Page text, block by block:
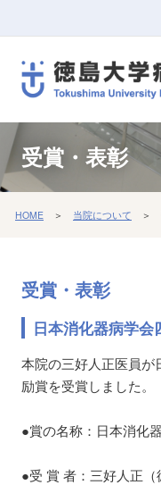
受賞・表彰
HOME ＞ 当院について ＞
受賞・表彰
日本消化器病学
本院の三好人正医員
励賞を受賞しました。
●賞の名称：日本消化
●受 賞 者：三好人正（